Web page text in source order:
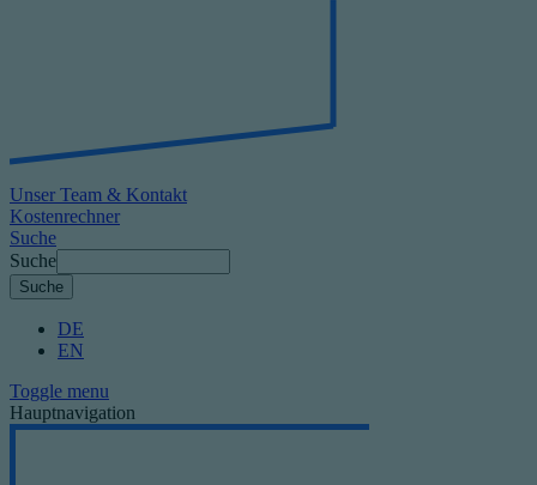
Unser Team & Kontakt
Kostenrechner
Suche
Suche
DE
EN
Toggle menu
Hauptnavigation